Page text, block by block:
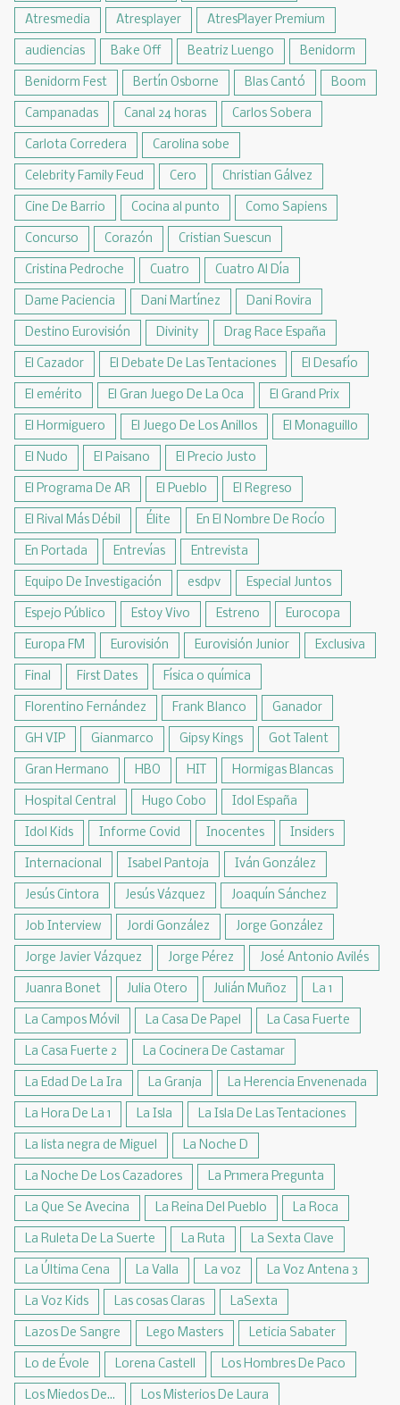
Atresmedia Atresplayer AtresPlayer Premium
audiencias Bake Off Beatriz Luengo Benidorm
Benidorm Fest Bertín Osborne Blas Cantó Boom
Campanadas Canal 24 horas Carlos Sobera
Carlota Corredera Carolina sobe
Celebrity Family Feud Cero Christian Gálvez
Cine De Barrio Cocina al punto Como Sapiens
Concurso Corazón Cristian Suescun
Cristina Pedroche Cuatro Cuatro Al Día
Dame Paciencia Dani Martínez Dani Rovira
Destino Eurovisión Divinity Drag Race España
El Cazador El Debate De Las Tentaciones El Desafío
El emérito El Gran Juego De La Oca El Grand Prix
El Hormiguero El Juego De Los Anillos El Monaguillo
El Nudo El Paisano El Precio Justo
El Programa De AR El Pueblo El Regreso
El Rival Más Débil Élite En El Nombre De Rocío
En Portada Entrevías Entrevista
Equipo De Investigación esdpv Especial Juntos
Espejo Público Estoy Vivo Estreno Eurocopa
Europa FM Eurovisión Eurovisión Junior Exclusiva
Final First Dates Física o química
Florentino Fernández Frank Blanco Ganador
GH VIP Gianmarco Gipsy Kings Got Talent
Gran Hermano HBO HIT Hormigas Blancas
Hospital Central Hugo Cobo Idol España
Idol Kids Informe Covid Inocentes Insiders
Internacional Isabel Pantoja Iván González
Jesús Cintora Jesús Vázquez Joaquín Sánchez
Job Interview Jordi González Jorge González
Jorge Javier Vázquez Jorge Pérez José Antonio Avilés
Juanra Bonet Julia Otero Julián Muñoz La 1
La Campos Móvil La Casa De Papel La Casa Fuerte
La Casa Fuerte 2 La Cocinera De Castamar
La Edad De La Ira La Granja La Herencia Envenenada
La Hora De La 1 La Isla La Isla De Las Tentaciones
La lista negra de Miguel La Noche D
La Noche De Los Cazadores La Pr1mera Pregunta
La Que Se Avecina La Reina Del Pueblo La Roca
La Ruleta De La Suerte La Ruta La Sexta Clave
La Última Cena La Valla La voz La Voz Antena 3
La Voz Kids Las cosas Claras LaSexta
Lazos De Sangre Lego Masters Leticia Sabater
Lo de Évole Lorena Castell Los Hombres De Paco
Los Miedos De... Los Misterios De Laura